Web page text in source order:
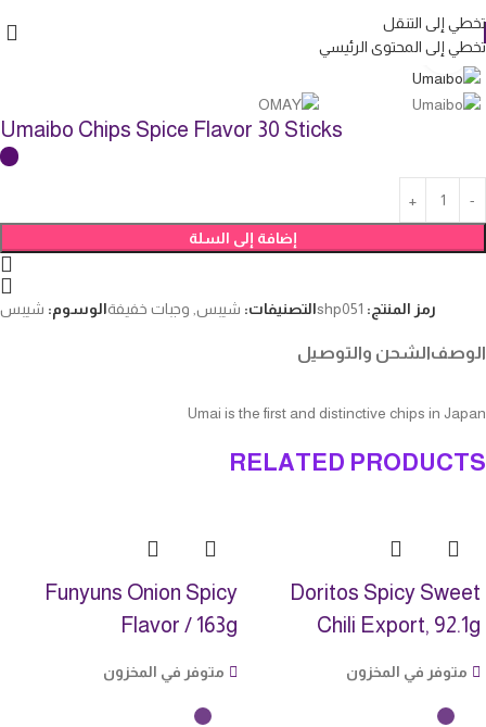
تخطي إلى التنقل
تخطي إلى المحتوى الرئيسي
انقر للتكبير
Umaibo Chips Spice Flavor 30 Sticks
إضافة إلى السلة
رمز المنتج: shp051التصنيفات: شيبس وجبات خفيفةالوسوم: شيبس
الوصفالشحن والتوصيل
Umai is the first and distinctive chips in Japan
RELATED PRODUCTS
Doritos Spicy Sweet
Chili Export, 92.1g
متوفر في المخزون
Funyuns Onion Spicy
Flavor / 163g
متوفر في المخزون